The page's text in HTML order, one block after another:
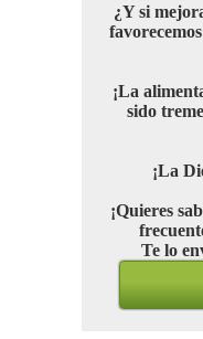
¿Y si
¡La
sido
¡La
¡Quieres
Te lo